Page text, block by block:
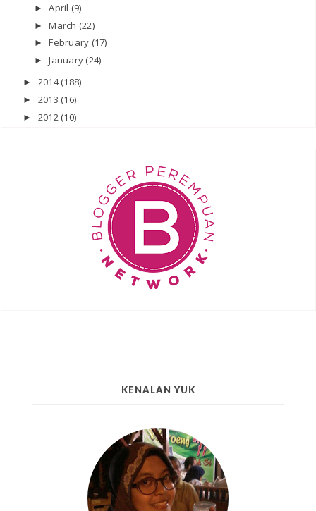
►April (9)
►March (22)
►February (17)
►January (24)
► 2014(188)
► 2013 (16)
► 2012 (10)
KENALAN YUK